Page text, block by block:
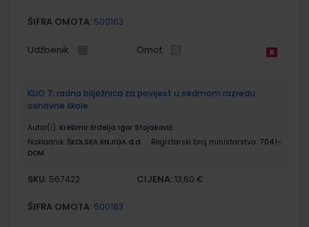
ŠIFRA OMOTA: 500163
Udžbenik Omot
KLIO 7; radna bilježnica za povijest u sedmom razredu
osnovne škole
Autor(i): Krešimir Erdelja Igor Stojaković
Nakladnik: ŠKOLSKA KNJIGA d.d. Registarski broj ministarstva: 7041-
DOM
SKU: 567422 CIJENA: 13,60 €
ŠIFRA OMOTA: 500163